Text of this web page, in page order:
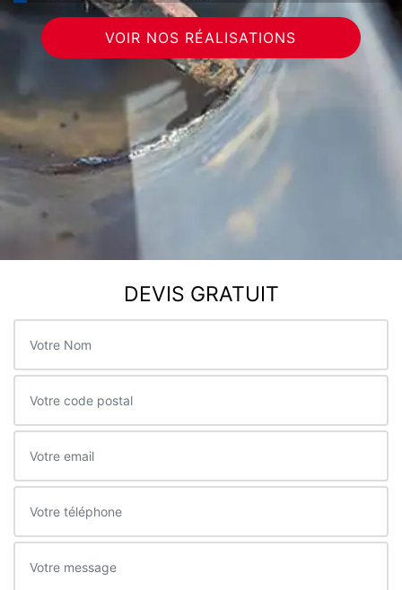
VOIR NOS RÉALISATIONS
DEVIS GRATUIT